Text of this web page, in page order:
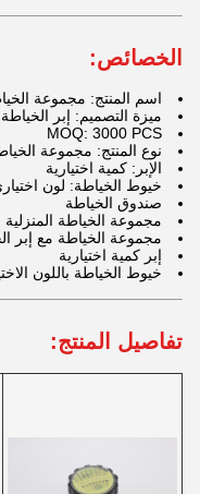
الخصائص:
اسم المنتج: مجموعة
ميزة التصميم: إبر
MOQ: 3000 PCS
نوع المنتج: مجموعة
الإبر: كمية اختيارية
خيوط الخياطة: لون
صندوق الخياطة
مجموعة الخياطة المنزلية
مجموعة الخياطة مع إبر
إبر كمية اختيارية
خيوط الخياطة باللون
تفاصيل المنتج: